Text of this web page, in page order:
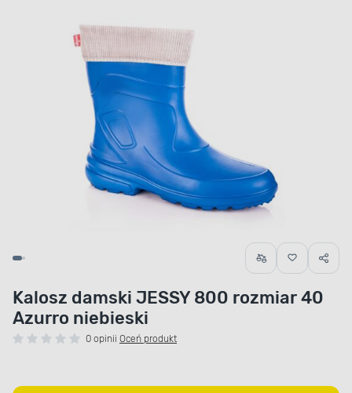
Kalosz damski JESSY 800 rozmiar 40
Azurro niebieski
0 opinii Oceń produkt